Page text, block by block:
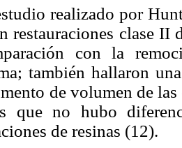
realizado por
restauraciones clase II
con la
también hallaron
de volumen de
que no hubo
de resinas (12).